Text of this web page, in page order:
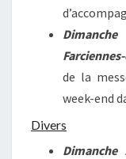
de la
week-end
Divers